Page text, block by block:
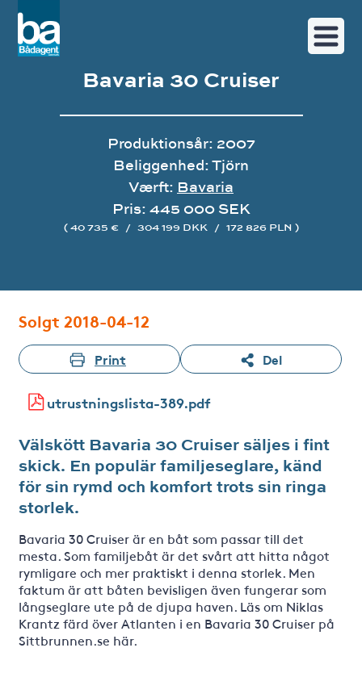
Bavaria 30 Cruiser
Produktionsår: 2007
Beliggenhed: Tjörn
Værft: Bavaria
Pris: 445 000 SEK
( 40 735 € / 304 199 DKK / 172 826 PLN )
Solgt 2018-04-12
Print Del
utrustningslista-389.pdf
Välskött Bavaria 30 Cruiser säljes i fint
skick. En populär familjeseglare, känd
för sin rymd och komfort trots sin ringa
storlek.
Bavaria 30 Cruiser är en båt som passar till det
mesta. Som familjebåt är det svårt att hitta något
rymligare och mer praktiskt i denna storlek. Men
faktum är att båten bevisligen även fungerar som
långseglare ute på de djupa haven. Läs om Niklas
Krantz färd över Atlanten i en Bavaria 30 Cruiser på
Sittbrunnen.se här.